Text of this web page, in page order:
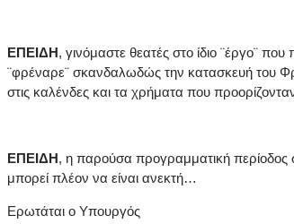
ΕΠΕΙΔΗ, γινόμαστε θεατές στο ίδιο ¨έργο¨
¨φρέναρε¨ σκανδαλωδώς την κατασκευή του
στις καλένδες και τα χρήματα που
ΕΠΕΙΔΗ, η παρούσα προγραμματική περίοδος
μπορεί πλέον να είναι ανεκτή…
Ερωτάται ο Υπουργός